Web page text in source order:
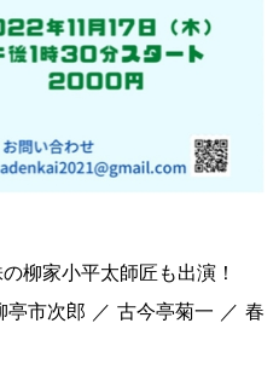
柳家小平太師匠も出演！
市次郎 ／ 古今亭菊一 ／ 春